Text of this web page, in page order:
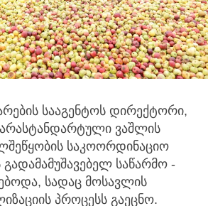
სააგენტოს დირექტორი,
ვაშლის
საკოორდინაციო
საწარმო -
სადაც მოსავლის
პროცესს გაეცნო.